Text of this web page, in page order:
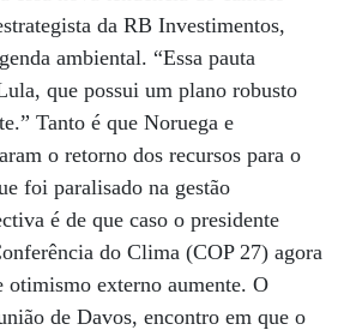
da RB Investimentos,
ambiental. “Essa pauta
que possui um plano robusto
Tanto é que Noruega e
o retorno dos recursos para o
foi paralisado na gestão
é de que caso o presidente
do Clima (COP 27) agora
otimismo externo aumente. O
de Davos, encontro em que o